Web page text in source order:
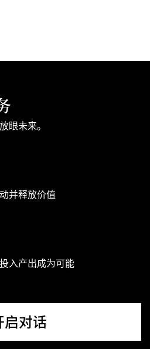
眼未来。
并释放价值
入产出成为可能
启对话